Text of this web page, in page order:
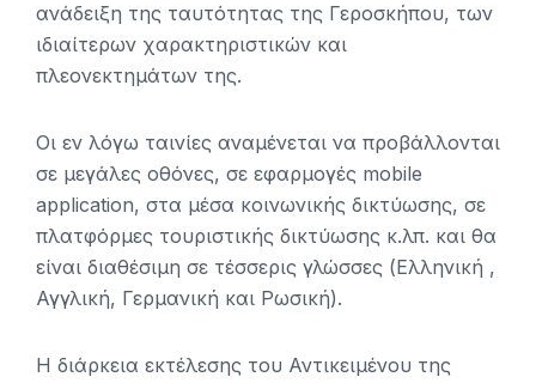
ανάδειξη της ταυτότητας της Γεροσκήπου, των
ιδιαίτερων χαρακτηριστικών και
πλεονεκτημάτων της.
Οι εν λόγω ταινίες αναμένεται να προβάλλονται
σε μεγάλες οθόνες, σε εφαρμογές mobile
application, στα μέσα κοινωνικής δικτύωσης, σε
πλατφόρμες τουριστικής δικτύωσης κ.λπ. και θα
είναι διαθέσιμη σε τέσσερις γλώσσες (Ελληνική ,
Αγγλική, Γερμανική και Ρωσική).
Η διάρκεια εκτέλεσης του Αντικειμένου της